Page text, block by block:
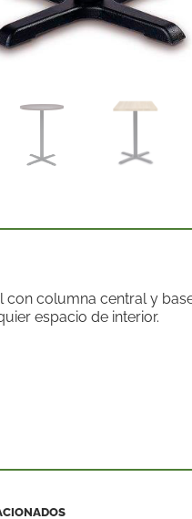
con columna central y
espacio de interior.